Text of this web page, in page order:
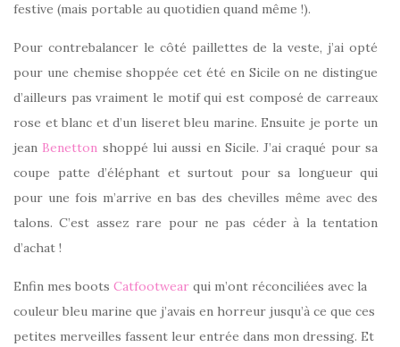
festive (mais portable au quotidien quand même !).
Pour contrebalancer le côté paillettes de la veste, j’ai opté
pour une chemise shoppée cet été en Sicile on ne distingue
d’ailleurs pas vraiment le motif qui est composé de carreaux
rose et blanc et d’un liseret bleu marine. Ensuite je porte un
jean Benetton shoppé lui aussi en Sicile. J’ai craqué pour sa
coupe patte d’éléphant et surtout pour sa longueur qui
pour une fois m’arrive en bas des chevilles même avec des
talons. C’est assez rare pour ne pas céder à la tentation
d’achat !
Enfin mes boots Catfootwear qui m’ont réconciliées avec la
couleur bleu marine que j’avais en horreur jusqu’à ce que ces
petites merveilles fassent leur entrée dans mon dressing. Et